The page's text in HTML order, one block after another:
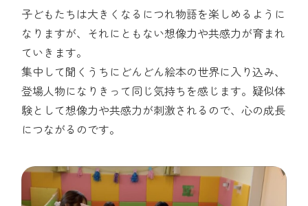
子どもたちは大きくなるにつれ物語を楽しめるように
なりますが、それにともない想像力や共感力が育まれ
ていきます。
集中して聞くうちにどんどん絵本の世界に入り込み、
登場人物になりきって同じ気持ちを感じます。疑似体
験として想像力や共感力が刺激されるので、心の成長
につながるのです。